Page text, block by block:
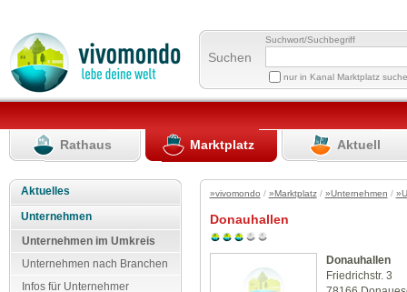
Suchen
Suchwort/Suchbegriff
nur in Kanal Marktplatz
Rathaus Marktplatz Aktuell
Aktuelles
Unternehmen
Unternehmen im Umkreis
Unternehmen nach Branchen
Infos für Unternehmer
»vivomondo / »Marktplatz/ »Unternehmen /
Donauhallen
Donauhallen
Friedrichstr. 3